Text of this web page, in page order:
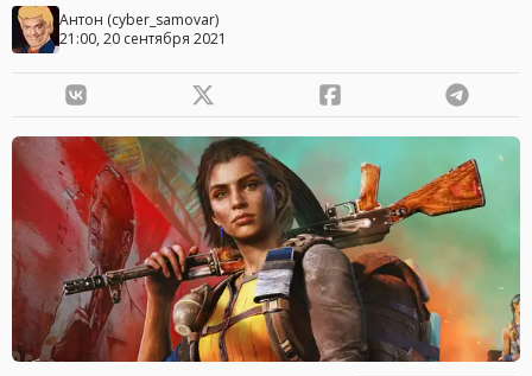
Антон (cyber_samovar)
21:00, 20 сентября 2021